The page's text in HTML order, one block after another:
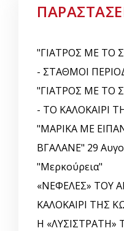
"ΓΙΑΤΡΟΣ ΜΕ ΤΟ
- ΣΤΑΘΜΟΙ
"ΓΙΑΤΡΟΣ ΜΕ ΤΟ
- ΤΟ ΚΑΛΟΚΑΙΡΙ
"ΜΑΡΙΚΑ ΜΕ
ΒΓΑΛΑΝΕ" 29
"Μερκούρεια"
«ΝΕΦΕΛΕΣ» ΤΟΥ
ΚΑΛΟΚΑΙΡΙ ΤΗΣ
Η «ΛΥΣΙΣΤΡΑΤΗ»